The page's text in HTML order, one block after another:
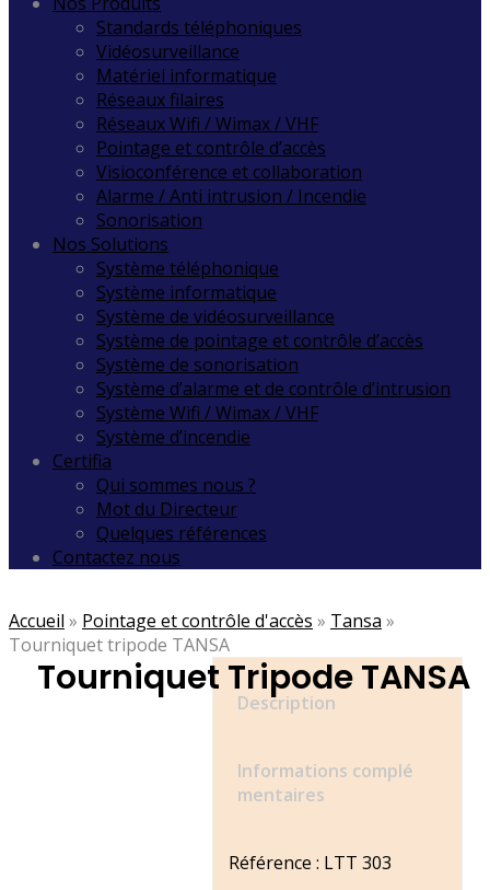
Standards téléphoniques
Vidéosurveillance
Matériel informatique
Réseaux filaires
Réseaux Wifi / Wimax / VHF
Pointage et contrôle d’accès
Visioconférence et collaboration
Alarme / Anti intrusion / Incendie
Sonorisation
Nos Solutions
Système téléphonique
Système informatique
Système de vidéosurveillance
Système de pointage et contrôle d’accès
Système de sonorisation
Système d’alarme et de contrôle d’intrusion
Système Wifi / Wimax / VHF
Système d’incendie
Certifia
Qui sommes nous ?
Mot du Directeur
Quelques références
Contactez nous
Accueil » Pointage et contrôle d'accès » Tansa »
Tourniquet tripode TANSA
Tourniquet Tripode TANSA
Description
Informations complé
mentaires
Référence : LTT 303